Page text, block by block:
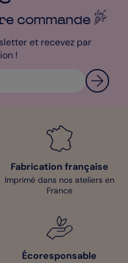
dans les plus brefs délais.
en 24h pour permettre
fête d’anniversaire.
commande
et recevez par
!
Fabrication française
Imprimé dans nos ateliers en
France
Écoresponsable